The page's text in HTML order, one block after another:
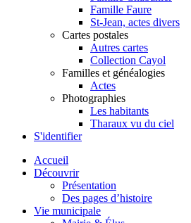
Famille Faure
St-Jean, actes divers
Cartes postales
Autres cartes
Collection Cayol
Familles et généalogies
Actes
Photographies
Les habitants
Tharaux vu du ciel
S'identifier
Accueil
Découvrir
Présentation
Des pages d’histoire
Vie municipale